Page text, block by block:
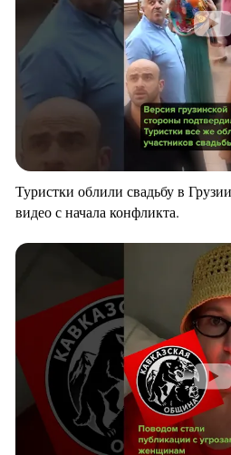
Туристки облили свадьбу в
видео с начала конфликта.